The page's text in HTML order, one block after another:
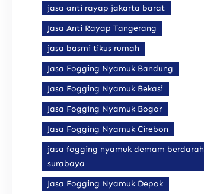
jasa anti rayap jakarta barat
Jasa Anti Rayap Tangerang
jasa basmi tikus rumah
Jasa Fogging Nyamuk Bandung
Jasa Fogging Nyamuk Bekasi
Jasa Fogging Nyamuk Bogor
Jasa Fogging Nyamuk Cirebon
jasa fogging nyamuk demam berdarah
surabaya
Jasa Fogging Nyamuk Depok